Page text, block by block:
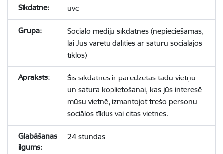
uvc
Sociālo mediju sīkdatnes (nepieciešamas,
lai Jūs varētu dalīties ar saturu sociālajos
tīklos)
Šīs sīkdatnes ir paredzētas tādu vietņu
un satura koplietošanai, kas jūs interesē
mūsu vietnē, izmantojot trešo personu
sociālos tīklus vai citas vietnes.
24 stundas